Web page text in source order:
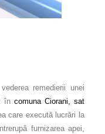
remedierii unei
în comuna Ciorani, sat
care execută lucrări la
furnizarea apei,